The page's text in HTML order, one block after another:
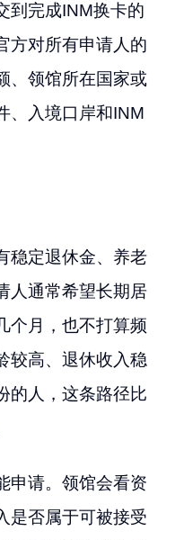
到完成INM换卡的
方对所有申请人的
、领馆所在国家或
、入境口岸和INM
稳定退休金、养老
人通常希望长期居
个月，也不打算频
较高、退休收入稳
的人，这条路径比
申请。领馆会看资
是否属于可被接受